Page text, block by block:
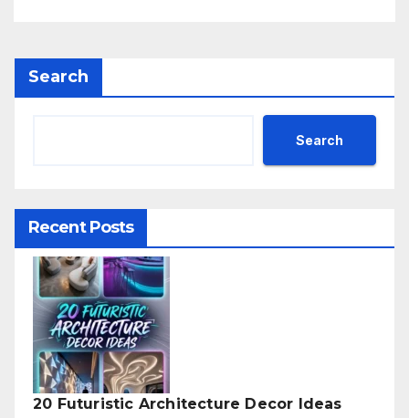
Search
Search
Recent Posts
20 Futuristic Architecture Decor Ideas